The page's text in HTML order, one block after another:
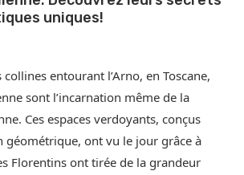
uniques!
entourant l’Arno, en Toscane,
sont l’incarnation même de la
Ces espaces verdoyants, conçus
géométrique, ont vu le jour grâce à
Florentins ont tirée de la grandeur